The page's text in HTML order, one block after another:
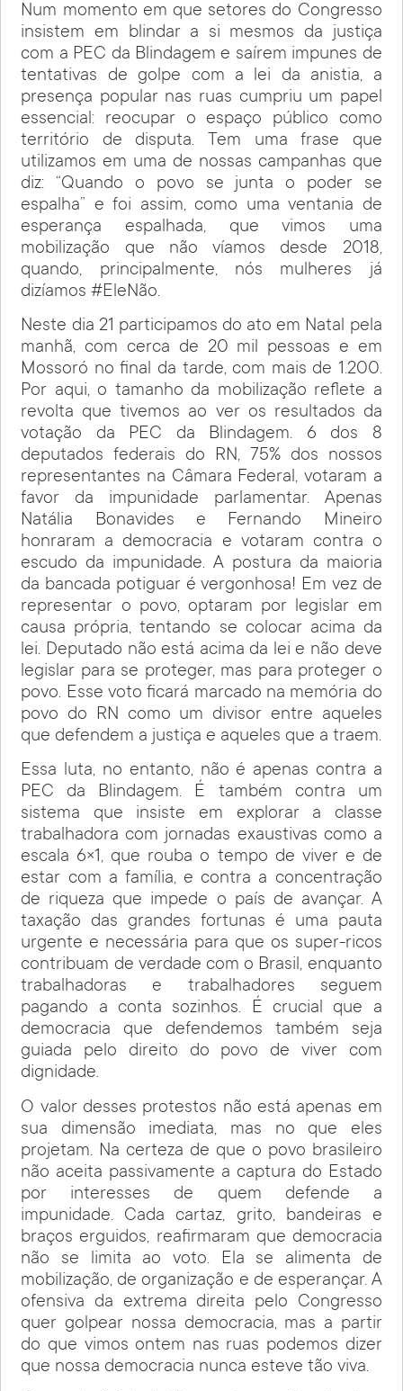
Num momento em que setores do Congresso
insistem em blindar a si mesmos da justiça
com a PEC da Blindagem e saírem impunes de
tentativas de golpe com a lei da anistia, a
presença popular nas ruas cumpriu um papel
essencial: reocupar o espaço público como
território de disputa. Tem uma frase que
utilizamos em uma de nossas campanhas que
diz: “Quando o povo se junta o poder se
espalha” e foi assim, como uma ventania de
esperança espalhada, que vimos uma
mobilização que não víamos desde 2018,
quando, principalmente, nós mulheres já
dizíamos #EleNão.
Neste dia 21 participamos do ato em Natal pela
manhã, com cerca de 20 mil pessoas e em
Mossoró no final da tarde, com mais de 1.200.
Por aqui, o tamanho da mobilização reflete a
revolta que tivemos ao ver os resultados da
votação da PEC da Blindagem. 6 dos 8
deputados federais do RN, 75% dos nossos
representantes na Câmara Federal, votaram a
favor da impunidade parlamentar. Apenas
Natália Bonavides e Fernando Mineiro
honraram a democracia e votaram contra o
escudo da impunidade. A postura da maioria
da bancada potiguar é vergonhosa! Em vez de
representar o povo, optaram por legislar em
causa própria, tentando se colocar acima da
lei. Deputado não está acima da lei e não deve
legislar para se proteger, mas para proteger o
povo. Esse voto ficará marcado na memória do
povo do RN como um divisor entre aqueles
que defendem a justiça e aqueles que a traem.
Essa luta, no entanto, não é apenas contra a
PEC da Blindagem. É também contra um
sistema que insiste em explorar a classe
trabalhadora com jornadas exaustivas como a
escala 6×1, que rouba o tempo de viver e de
estar com a família, e contra a concentração
de riqueza que impede o país de avançar. A
taxação das grandes fortunas é uma pauta
urgente e necessária para que os super-ricos
contribuam de verdade com o Brasil, enquanto
trabalhadoras e trabalhadores seguem
pagando a conta sozinhos. É crucial que a
democracia que defendemos também seja
guiada pelo direito do povo de viver com
dignidade.
O valor desses protestos não está apenas em
sua dimensão imediata, mas no que eles
projetam. Na certeza de que o povo brasileiro
não aceita passivamente a captura do Estado
por interesses de quem defende a
impunidade. Cada cartaz, grito, bandeiras e
braços erguidos, reafirmaram que democracia
não se limita ao voto. Ela se alimenta de
mobilização, de organização e de esperançar. A
ofensiva da extrema direita pelo Congresso
quer golpear nossa democracia, mas a partir
do que vimos ontem nas ruas podemos dizer
que nossa democracia nunca esteve tão viva.